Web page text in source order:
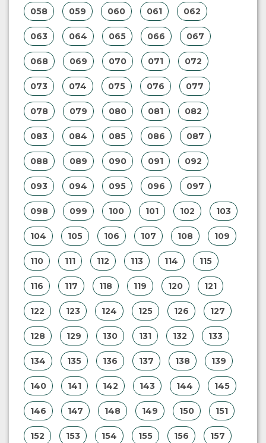
058 059 060 061 062
063 064 065 066 067
068 069 070 071 072
073 074 075 076 077
078 079 080 081 082
083 084 085 086 087
088 089 090 091 092
093 094 095 096 097
098 099 100 101 102 103
104 105 106 107 108 109
110 111 112 113 114 115
116 117 118 119 120 121
122 123 124 125 126 127
128 129 130 131 132 133
134 135 136 137 138 139
140 141 142 143 144 145
146 147 148 149 150 151
152 153 154 155 156 157